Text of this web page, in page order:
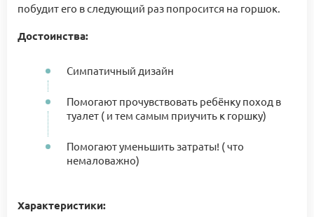
побудит его в следующий раз попросится на горшок.
Достоинства:
Симпатичный дизайн
Помогают прочувствовать ребёнку поход в
туалет ( и тем самым приучить к горшку)
Помогают уменьшить затраты! ( что
немаловажно)
Характеристики: